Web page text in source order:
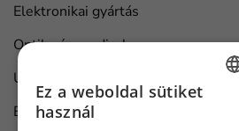
Elektronikai gyártás
Optika és medical
Univerzális ipari megoldások
Bútorgyártás
Ez a weboldal sütiket
használ